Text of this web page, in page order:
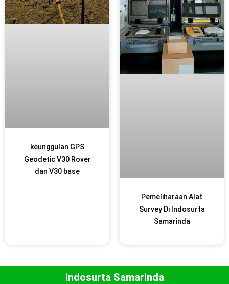
keunggulan GPS
Geodetic V30 Rover
dan V30 base
Pemeliharaan Alat
Survey Di Indosurta
Samarinda
Indosurta Samarinda